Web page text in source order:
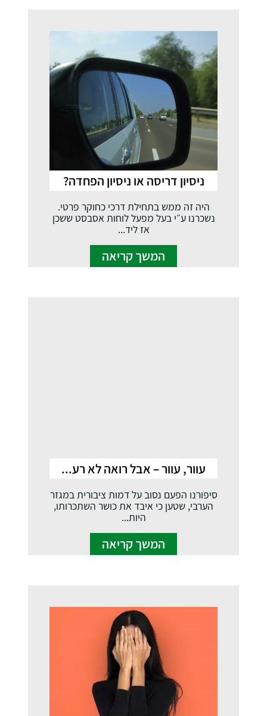
ניסיון דריסה או ניסיון הפחדה?
היה זה ממש בתחילת דרכי כחוקר פרטי.
נשכרנו ע״י בעל מפעל לוחות אסבסט ששכן
אז ליד...
המשך קריאה
עוור, עוור – אבל רואה לא רע...
סיפורנו הפעם נסוב על דמות ציבורית במגזר
הערבי, שטען כי איבד את כושר השתכרותו,
היות...
המשך קריאה